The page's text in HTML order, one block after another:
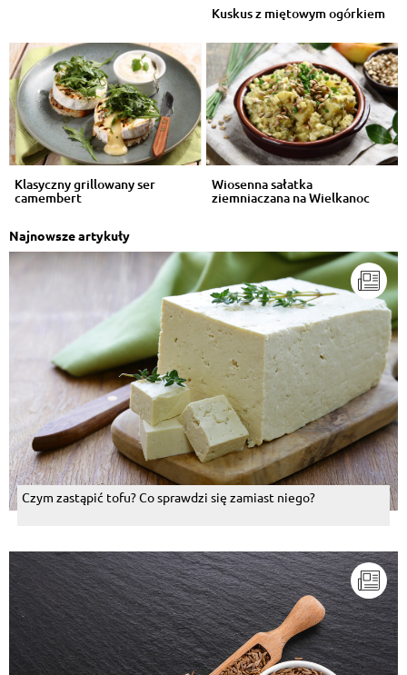
Kuskus z miętowym ogórkiem
Klasyczny grillowany ser
camembert
Wiosenna sałatka
ziemniaczana na Wielkanoc
Najnowsze artykuły
Czym zastąpić tofu? Co sprawdzi się zamiast niego?